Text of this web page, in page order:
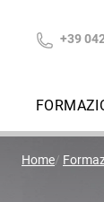
+39
Home